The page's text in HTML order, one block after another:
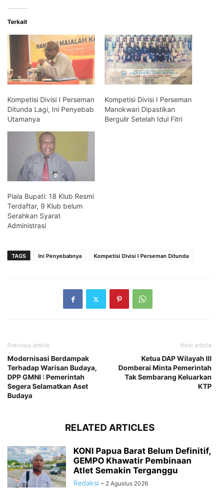
Terkait
Kompetisi Divisi I Perseman
Ditunda Lagi, Ini Penyebab
Utamanya
Kompetisi Divisi I Perseman
Manokwari Dipastikan
Bergulir Setelah Idul Fitri
Piala Bupati: 18 Klub Resmi
Terdaftar, 9 Klub belum
Serahkan Syarat
Administrasi
TAGS Ini Penyebabnya Kompetisi Divisi I Perseman Ditunda
Previous article
Modernisasi Berdampak
Terhadap Warisan Budaya,
DPP GMNI : Pemerintah
Segera Selamatkan Aset
Budaya
Next article
Ketua DAP Wilayah III
Domberai Minta Pemerintah
Tak Sembarang Keluarkan
KTP
RELATED ARTICLES
KONI Papua Barat Belum Definitif,
GEMPO Khawatir Pembinaan
Atlet Semakin Terganggu
Redaksi - 2 Agustus 2026